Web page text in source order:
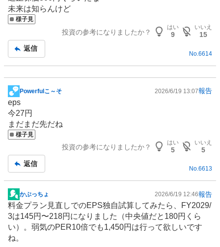
示
板
記
未来は知らんけど
様子見
投資の参考になりましたか？
はい
9
いいえ
15
返信
No. 6614
掲
示
板
記
事
Powerfulこ～そ 2026/6/19 13:07報告
eps
今27円
まだまだ先だね
様子見
投資の参考になりましたか？
はい
5
いいえ
5
返信
No.6613
掲
示
板
記
事
かぶっちょ 2026/6/19 12:46報告
料金プラン見直しでのEPS独自試算してみたら、FY2029/
3は145円〜218円になりました（中央値だと180円くら
い）。弱気のPER10倍でも1,450円は行って欲しいです
ね。